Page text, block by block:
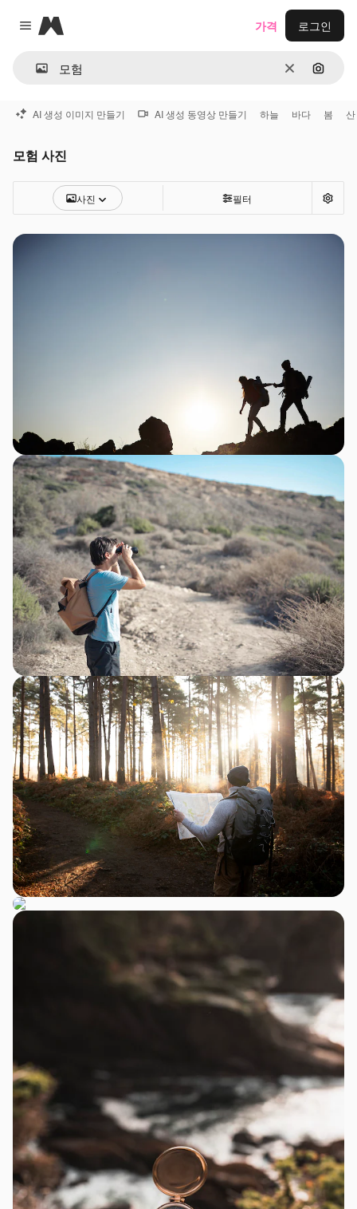
Close menu
Magnific
지우기이미지
가격 로그인
AI 생성 이미지 만들기 AI 생성 동영상 만들기 하늘 바다 봄 산
모험 사진
사진 필터